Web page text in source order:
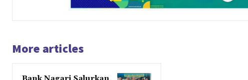
More articles